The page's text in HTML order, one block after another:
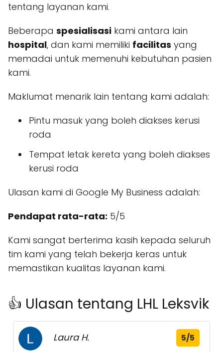
tentang layanan kami.
Beberapa spesialisasi kami antara lain
hospital, dan kami memiliki facilitas yang
memadai untuk memenuhi kebutuhan pasien
kami.
Maklumat menarik lain tentang kami adalah:
Pintu masuk yang boleh diakses kerusi
roda
Tempat letak kereta yang boleh diakses
kerusi roda
Ulasan kami di Google My Business adalah:
Pendapat rata-rata: 5/5
Kami sangat berterima kasih kepada seluruh
tim kami yang telah bekerja keras untuk
memastikan kualitas layanan kami.
👍 Ulasan tentang LHL Leksvik
Laura H. 5/5